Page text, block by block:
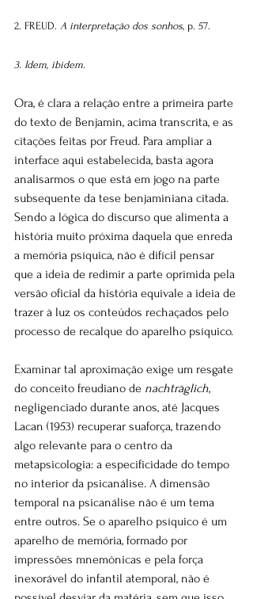
2. FREUD. A interpretação dos sonhos, p. 57.
3. Idem, ibidem.
Ora, é clara a relação entre a primeira parte
do texto de Benjamin, acima transcrita, e as
citações feitas por Freud. Para ampliar a
interface aqui estabelecida, basta agora
analisarmos o que está em jogo na parte
subsequente da tese benjaminiana citada.
Sendo a lógica do discurso que alimenta a
história muito próxima daquela que enreda
a memória psíquica, não é difícil pensar
que a ideia de redimir a parte oprimida pela
versão oficial da história equivale a ideia de
trazer à luz os conteúdos rechaçados pelo
processo de recalque do aparelho psíquico.
Examinar tal aproximação exige um resgate
do conceito freudiano de nachträglich,
negligenciado durante anos, até Jacques
Lacan (1953) recuperar suaforça, trazendo
algo relevante para o centro da
metapsicologia: a especificidade do tempo
no interior da psicanálise. A dimensão
temporal na psicanálise não é um tema
entre outros. Se o aparelho psíquico é um
aparelho de memória, formado por
impressões mnemônicas e pela força
inexorável do infantil atemporal, não é